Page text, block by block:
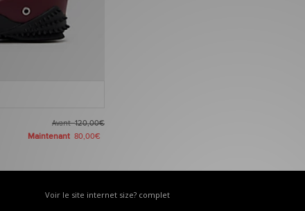
Avant120,00€
Maintenant 80,00€
Voir le site internet size? complet